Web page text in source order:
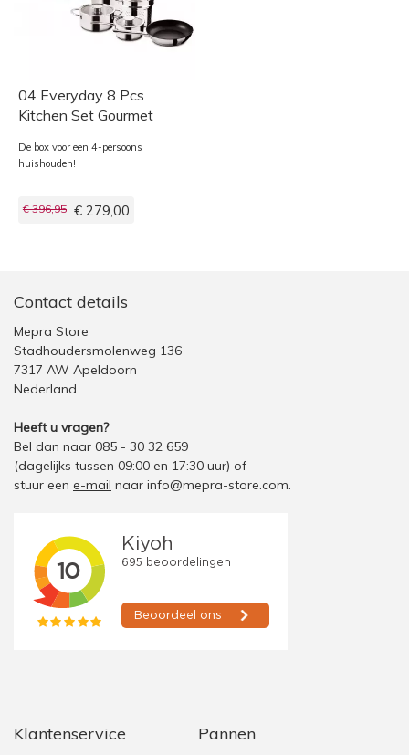
04 Everyday 8 Pcs
Kitchen Set Gourmet
De box voor een 4-persoons
huishouden!
€ 396,95 € 279,00
Contact details
Mepra Store
Stadhoudersmolenweg 136
7317 AW Apeldoorn
Nederland
Heeft u vragen?
Bel dan naar 085 - 30 32 659
(dagelijks tussen 09:00 en 17:30 uur) of
stuur een e-mail naar info@mepra-store.com.
Klantenservice Pannen